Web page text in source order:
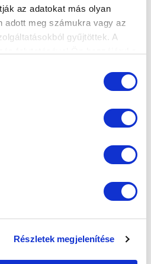
az adatokat más olyan
adott meg számukra vagy az
gyűjtöttek. A
Részletek megjelenítése